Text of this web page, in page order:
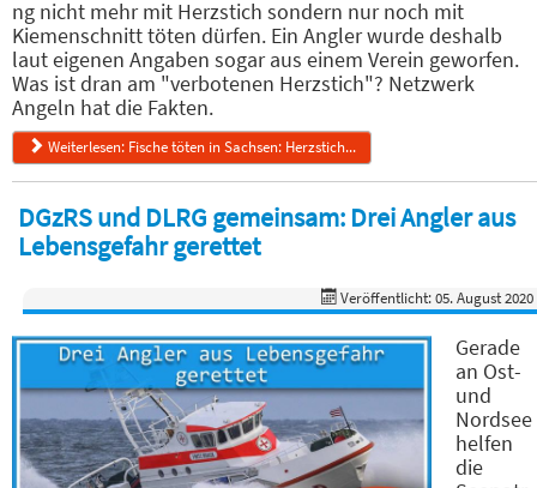
ng nicht mehr mit Herzstich sondern nur noch mit
Kiemenschnitt töten dürfen. Ein Angler wurde deshalb
laut eigenen Angaben sogar aus einem Verein geworfen.
Was ist dran am "verbotenen Herzstich"? Netzwerk
Angeln hat die Fakten.
Weiterlesen: Fische töten in Sachsen: Herzstich...
DGzRS und DLRG gemeinsam: Drei Angler aus
Lebensgefahr gerettet
Veröffentlicht: 05. August 2020
Gerade
an Ost-
und
Nordsee
helfen
die